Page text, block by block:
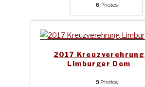
6 Photos
2017 Kreuzverehrung
Limburger Dom
9 Photos